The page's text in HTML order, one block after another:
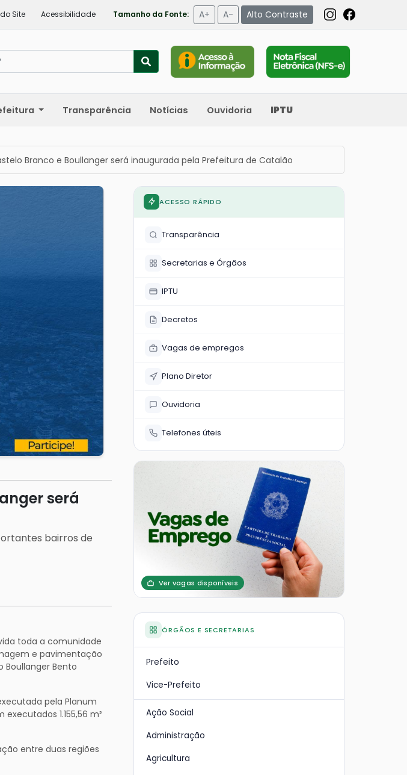
Site Acessibilidade Tamanho da Fonte: A+ A- Alto Contraste
Transparência Notícias Ouvidoria IPTU
Branco e Boullanger será inaugurada pela Prefeitura de Catalão
será
bairros de
toda a comunidade
e pavimentação
Boullanger Bento
pela Planum
1.155,56 m²
entre duas regiões
ACESSO RÁPIDO
Transparência
Secretarias e Órgãos
IPTU
Decretos
Vagas de empregos
Plano Diretor
Ouvidoria
Telefones úteis
Ver vagas disponíveis
ÓRGÃOS E SECRETARIAS
Prefeito
Vice-Prefeito
Ação Social
Administração
Agricultura